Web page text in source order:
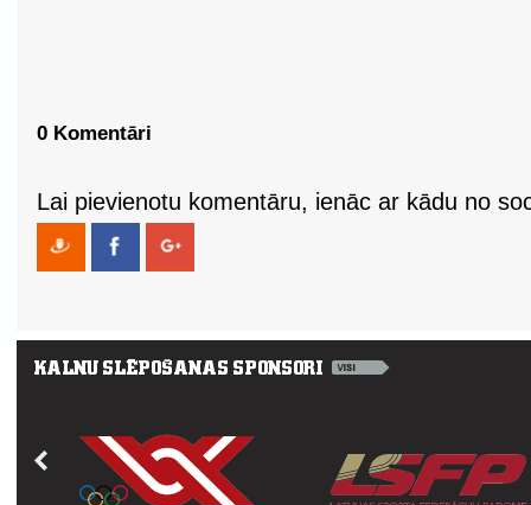
0 Komentāri
Lai pievienotu komentāru, ienāc ar kādu no